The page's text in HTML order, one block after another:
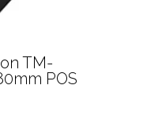
TM-
POS